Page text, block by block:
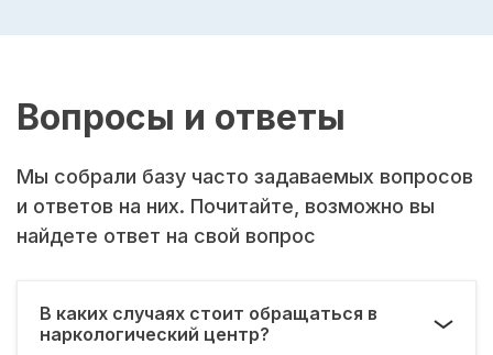
Вопросы и ответы
Мы собрали базу часто задаваемых вопросов
и ответов на них. Почитайте, возможно вы
найдете ответ на свой вопрос
В каких случаях стоит обращаться в
наркологический центр?